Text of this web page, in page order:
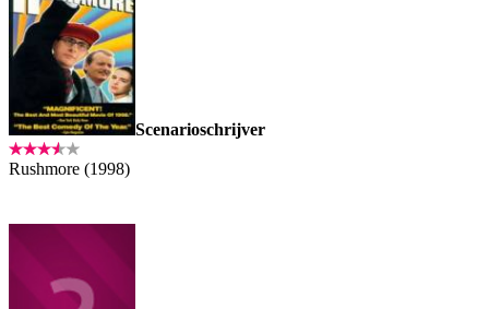
Scenarioschrijver
Rushmore (1998)